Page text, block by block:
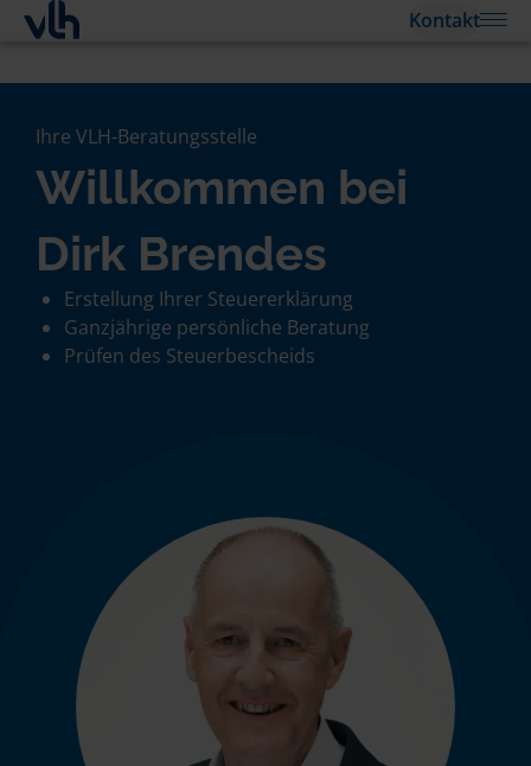
Kontakt
Ihre VLH-Beratungsstelle
Willkommen bei
Dirk Brendes
Erstellung Ihrer Steuererklärung
Ganzjährige persönliche Beratung
Prüfen des Steuerbescheids